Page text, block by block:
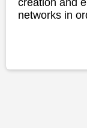
networks in